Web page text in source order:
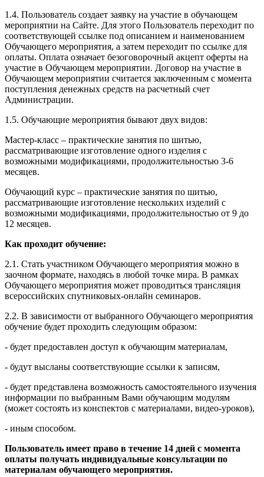
1.4. Пользователь создает заявку на участие в обучающем
мероприятии на Сайте. Для этого Пользователь переходит по
соответствующей ссылке под описанием и наименованием
Обучающего мероприятия, а затем переходит по ссылке для
оплаты. Оплата означает безоговорочный акцепт оферты на
участие в Обучающем мероприятии. Договор на участие в
Обучающем мероприятии считается заключенным с момента
поступления денежных средств на расчетный счет
Администрации.
1.5. Обучающие мероприятия бывают двух видов:
Мастер-класс – практические занятия по шитью,
рассматривающие изготовление одного изделия с
возможными модификациями, продолжительностью 3-6
месяцев.
Обучающий курс – практические занятия по шитью,
рассматривающие изготовление нескольких изделий с
возможными модификациями, продолжительностью от 9 до
12 месяцев.
Как проходит обучение:
2.1. Стать участником Обучающего мероприятия можно в
заочном формате, находясь в любой точке мира. В рамках
Обучающего мероприятия может проводиться трансляция
всероссийских спутниковых-онлайн семинаров.
2.2. В зависимости от выбранного Обучающего мероприятия
обучение будет проходить следующим образом:
- будет предоставлен доступ к обучающим материалам,
- будут высланы соответствующие ссылки к записям,
- будет представлена возможность самостоятельного изучения
информации по выбранным Вами обучающим модулям
(может состоять из конспектов с материалами, видео-уроков),
- иным способом.
Пользователь имеет право в течение 14 дней с момента
оплаты получать индивидуальные консультации по
материалам обучающего мероприятия.